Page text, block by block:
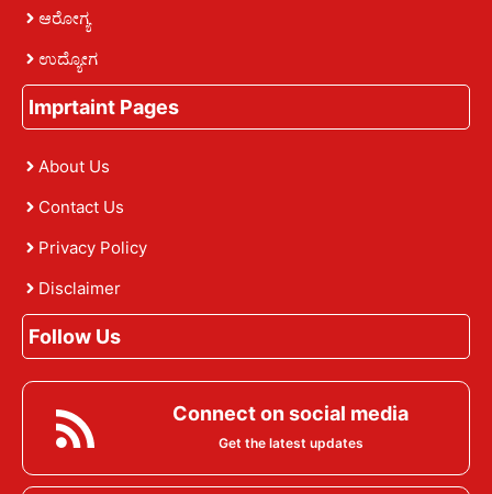
ಆರೋಗ್ಯ
ಉದ್ಯೋಗ
Imprtaint Pages
About Us
Contact Us
Privacy Policy
Disclaimer
Follow Us
Connect on social media
Get the latest updates